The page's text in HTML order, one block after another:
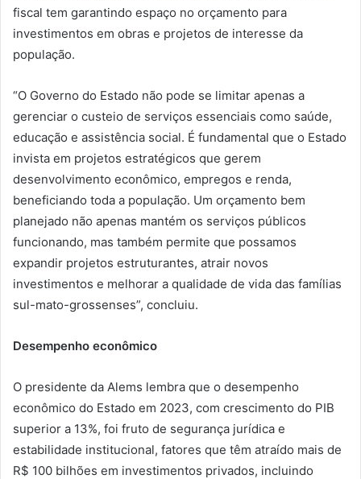
fiscal tem garantindo espaço no orçamento para
investimentos em obras e projetos de interesse da
população.
“O Governo do Estado não pode se limitar apenas a
gerenciar o custeio de serviços essenciais como saúde,
educação e assistência social. É fundamental que o Estado
invista em projetos estratégicos que gerem
desenvolvimento econômico, empregos e renda,
beneficiando toda a população. Um orçamento bem
planejado não apenas mantém os serviços públicos
funcionando, mas também permite que possamos
expandir projetos estruturantes, atrair novos
investimentos e melhorar a qualidade de vida das famílias
sul-mato-grossenses”, concluiu.
Desempenho econômico
O presidente da Alems lembra que o desempenho
econômico do Estado em 2023, com crescimento do PIB
superior a 13%, foi fruto de segurança jurídica e
estabilidade institucional, fatores que têm atraído mais de
R$ 100 bilhões em investimentos privados, incluindo